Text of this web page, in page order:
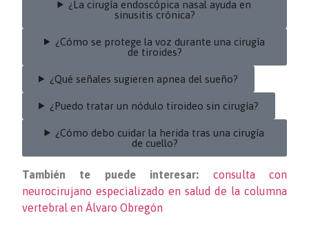
¿La cirugía endoscópica nasal ayuda en
sinusitis crónica?
¿Cómo se protege la voz durante una cirugía
de tiroides?
¿Qué señales sugieren apnea del sueño?
¿Puedo tratar un nódulo tiroideo sin cirugía?
¿Cómo debo cuidar la herida tras una cirugía
de cuello?
También te puede interesar:
consulta con
neurocirujano especializado en salud de la columna
vertebral en Álvaro Obregón